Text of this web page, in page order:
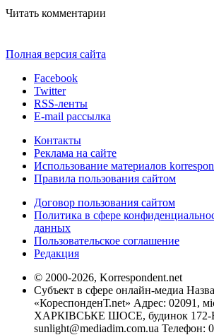
Читать комментарии
Полная версия сайта
Facebook
Twitter
RSS-ленты
E-mail рассылка
Контакты
Реклама на сайте
Использование материалов
Правила пользования сайтом
Договор пользования сайтом
Политика в сфере
данных
Пользовательское соглашение
Редакция
© 2000-2026, Korrespondent.net
Субъект в сфере онлайн-медиа
«КореспонденТ.net» Адрес: 02091,
ХАРКІВСЬКЕ ШОСЕ, будинок 172-Б,
sunlight@mediadim.com.ua Телефон: